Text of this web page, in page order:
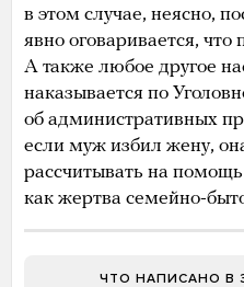
в этом случае, неясно,
явно оговаривается, что
А также любое другое
наказывается по
об административных
если муж избил жену,
рассчитывать на помощь
как жертва семейно-
ЧТО НАПИСАНО В